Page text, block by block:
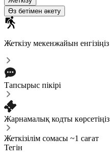
Өз бетімен әкету
Жеткізу мекенжайын енгізіңіз
Тапсырыс пікірі
Жарнамалық кодты көрсетіңіз
Жеткізілім сомасы ~1 сағат
Тегін